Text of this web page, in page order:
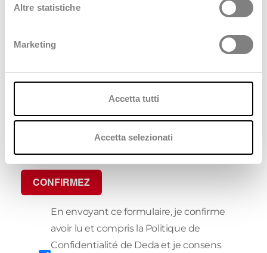
Altre statistiche
Marketing
Accetta tutti
Accetta selezionati
partenaires) à des fins commerciales et
Cliquez icipour consulter notre privacy policy
CONFIRMEZ
En envoyant ce formulaire, je confirme
avoir lu et compris la Politique de
Confidentialité de Deda et je consens